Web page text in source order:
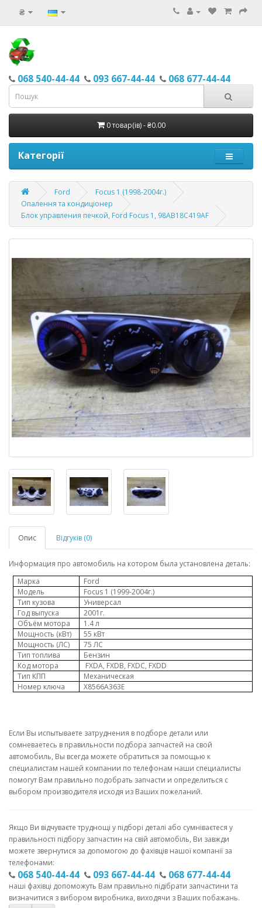
₴
068 540-44-44 093 667-44-44 068 677-44-44
0 товар(ів) - ₴0.00
Категорії
Ford
Focus 1 (1998-2004г.)
Опалення та кондиціонер
Блок управления печкой, Ford Focus 1, 98AB18C419AF
Опис Відгуків (0)
Информация про автомобиль на котором была установлена деталь:
Марка
Ford
Модель
Focus 1 (1999-2004г.)
Тип кузова
Универсал
Год выпуска
2001г.
Объём мотора
1.4л
Мощность (кВт)
55 кВт
Мощность (ЛС)
75ЛС
Тип топлива
Бензин
Код мотора
FXDA, FXDB, FXDC, FXDD
Тип КПП
Механическая
Номер ключа
X8566A363E
Если Вы испытываете затруднения в подборе детали или
сомневаетесь в правильности подбора запчастей на свой
автомобиль, Вы всегда можете обратиться за помощью к
специалистам нашей компании по телефонам наши специалисты
помогут Вам правильно подобрать запчасти и определиться с
выбором производителя исходя из Ваших пожеланий.
Якщо Ви відчуваєте труднощі у підборі деталі або сумніваєтеся у
правильності підбору запчастин на свій автомобіль, Ви завжди
можете звернутися за допомогою до фахівців нашої компанії за
телефонами:
068 540-44-44 093 667-44-44 068 677-44-44
наші фахівці допоможуть Вам правильно підібрати запчастини та
визначитися з вибором виробника, виходячи з Ваших побажань.